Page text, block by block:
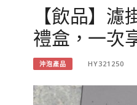
【飲品】
禮盒，一次
沖泡產品 HY321250